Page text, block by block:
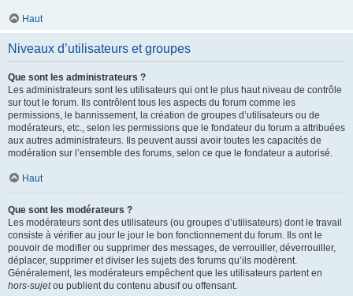
Haut
Niveaux d’utilisateurs et groupes
Que sont les administrateurs ?
Les administrateurs sont les utilisateurs qui ont le plus haut niveau de contrôle
sur tout le forum. Ils contrôlent tous les aspects du forum comme les
permissions, le bannissement, la création de groupes d’utilisateurs ou de
modérateurs, etc., selon les permissions que le fondateur du forum a attribuées
aux autres administrateurs. Ils peuvent aussi avoir toutes les capacités de
modération sur l’ensemble des forums, selon ce que le fondateur a autorisé.
Haut
Que sont les modérateurs ?
Les modérateurs sont des utilisateurs (ou groupes d’utilisateurs) dont le travail
consiste à vérifier au jour le jour le bon fonctionnement du forum. Ils ont le
pouvoir de modifier ou supprimer des messages, de verrouiller, déverrouiller,
déplacer, supprimer et diviser les sujets des forums qu’ils modèrent.
Généralement, les modérateurs empêchent que les utilisateurs partent en
hors-sujetou publient du contenu abusif ou offensant.